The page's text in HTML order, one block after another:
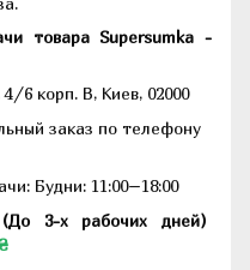
товара Supersumka -
6 корп. В, Киев, 02000
заказ по телефону
Будни: 11:00–18:00
3-х рабочих дней)